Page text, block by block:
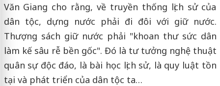
Văn Giang cho rằng, về truyền thống lịch sử của
dân tộc, dựng nước phải đi đôi với giữ nước.
Thượng sách giữ nước phải "khoan thư sức dân
làm kế sâu rễ bền gốc". Đó là tư tưởng nghệ thuật
quân sự độc đáo, là bài học lịch sử, là quy luật tồn
tại và phát triển của dân tộc ta…